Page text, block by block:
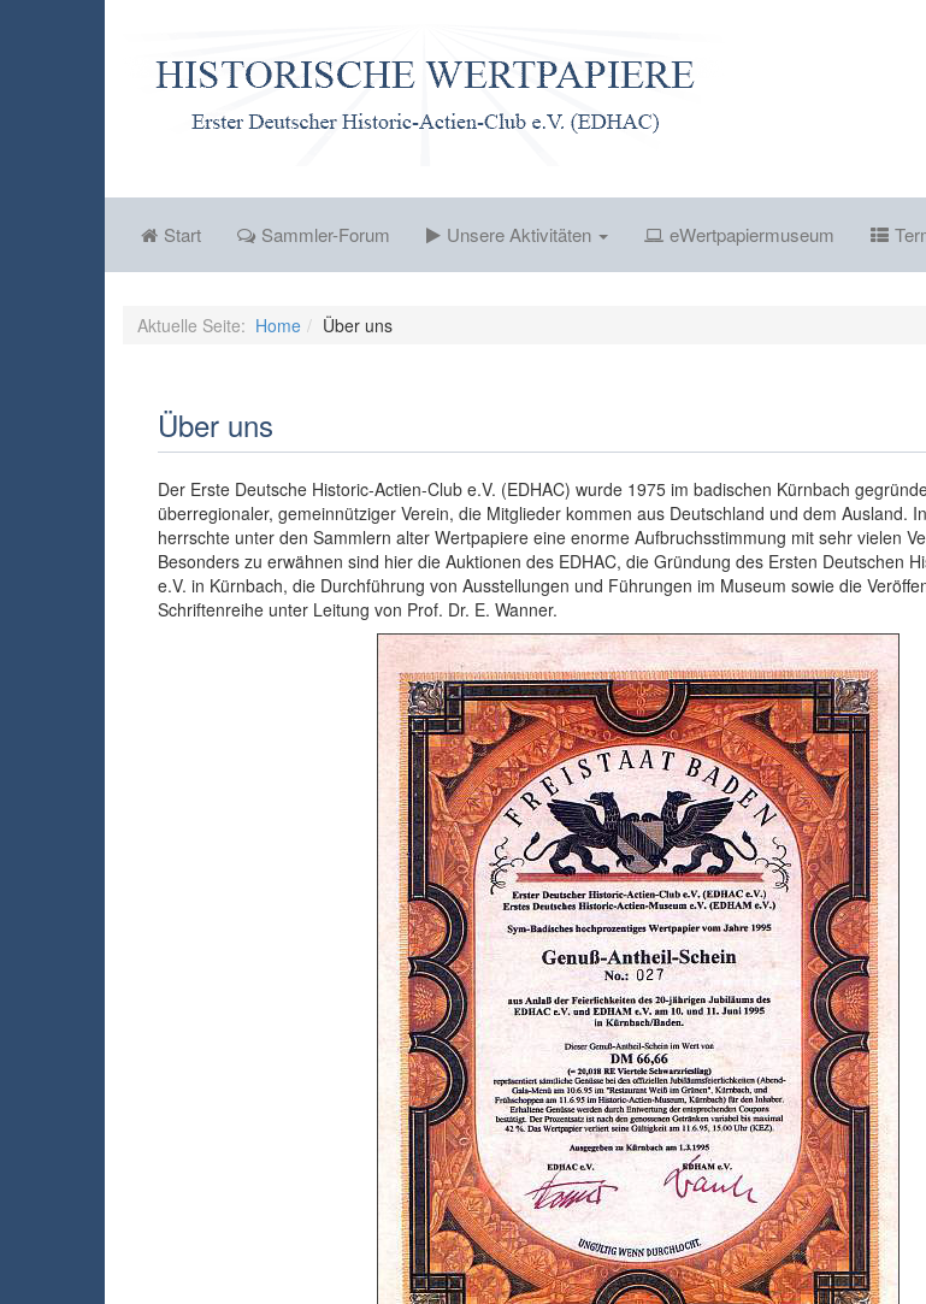
Start Sammler-Forum Unsere Aktivitäten eWertpapiermuseum
Aktuelle Seite: Home Über uns
Über uns
Der Erste Deutsche Historic-Actien-Club e.V. (EDHAC) wurde 1975 im badischen Kürnbach
überregionaler, gemeinnütziger Verein, die Mitglieder kommen aus Deutschland und dem Ausland.
herrschte unter den Sammlern alter Wertpapiere eine enorme Aufbruchsstimmung mit sehr vielen
Besonders zu erwähnen sind hier die Auktionen des EDHAC, die Gründung des Ersten Deutschen
e.V. in Kürnbach, die Durchführung von Ausstellungen und Führungen im Museum sowie die
Schriftenreihe unter Leitung von Prof. Dr. E. Wanner.